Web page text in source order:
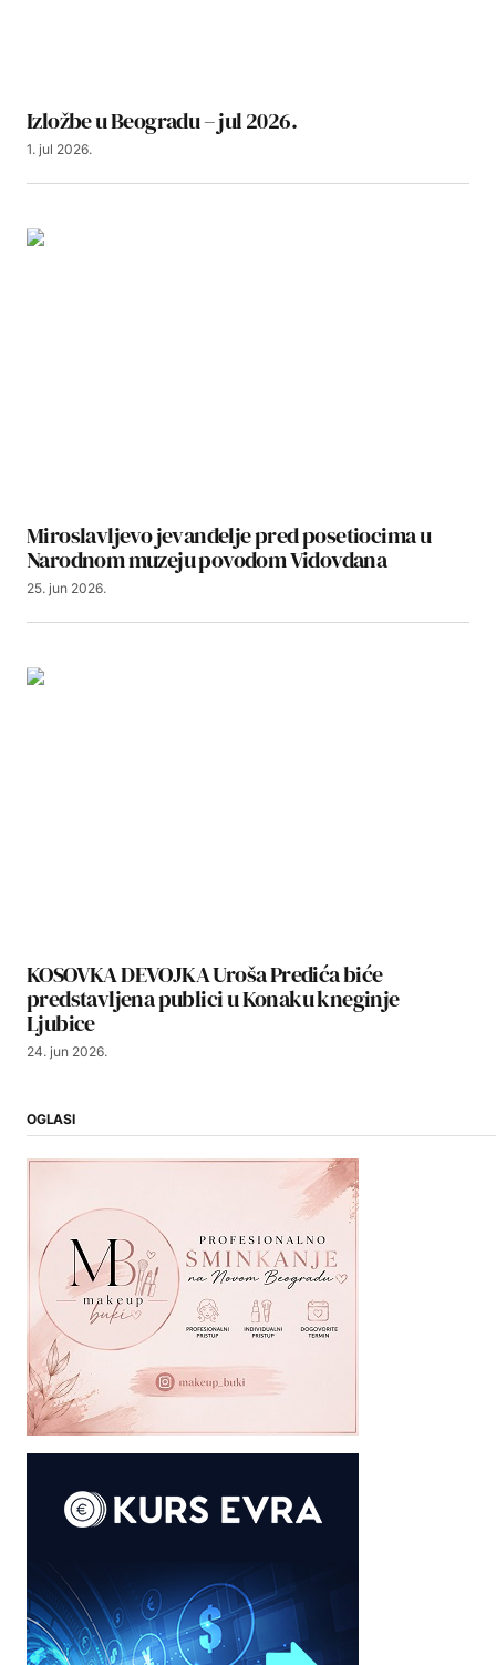
Izložbe u Beogradu – jul 2026.
1. jul 2026.
Miroslavljevo jevanđelje pred posetiocima u
Narodnom muzeju povodom Vidovdana
25. jun 2026.
KOSOVKA DEVOJKA Uroša Predića biće
predstavljena publici u Konaku kneginje
Ljubice
24. jun 2026.
OGLASI